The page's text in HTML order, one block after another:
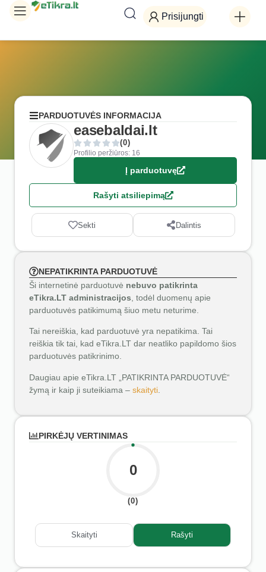
Prisijungti
PARDUOTUVĖS INFORMACIJA
easebaldai.lt
(0)
Profilio peržiūros: 16
Į parduotuvę
Rašyti atsiliepimą
Sekti Dalintis
NEPATIKRINTA PARDUOTUVĖ
Ši internetinė parduotuvė nebuvo patikrinta
eTikra.LT administracijos , todėl duomenų apie
parduotuvės patikimumą šiuo metu neturime.
Tai nereiškia, kad parduotuvė yra nepatikima. Tai
reiškia tik tai, kad eTikra.LT dar neatliko papildomo šios
parduotuvės patikrinimo.
Daugiau apie eTikra.LT „PATIKRINTA PARDUOTUVĖ“
žymą ir kaip ji suteikiama – skaityti
PIRKĖJŲ VERTINIMAS
0
(0)
Skaityti Rašyti